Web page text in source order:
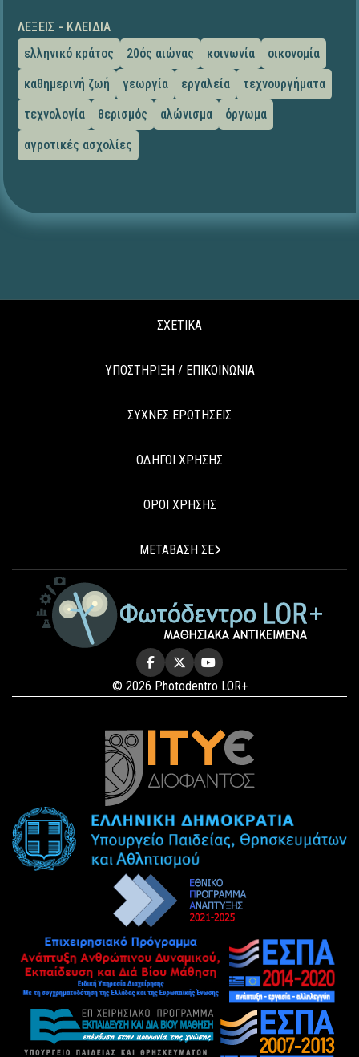
ΛΈΞΕΙΣ - ΚΛΕΙΔΙΆ
ελληνικό κράτος
20ός αιώνας κοινωνία
οικονομία
καθημερινή ζωή
γεωργία εργαλεία
τεχνουργήματα
τεχνολογία
θερισμός αλώνισμα
όργωμα
αγροτικές ασχολίες
ΣΧΕΤΙΚΑ
ΥΠΟΣΤΗΡΙΞΗ / ΕΠΙΚΟΙΝΩΝΙΑ
ΣΥΧΝΕΣ ΕΡΩΤΗΣΕΙΣ
ΟΔΗΓΟΙ ΧΡΗΣΗΣ
ΟΡΟΙ ΧΡΗΣΗΣ
ΜΕΤΑΒΑΣΗ ΣΕ
© 2026 Photodentro LOR+